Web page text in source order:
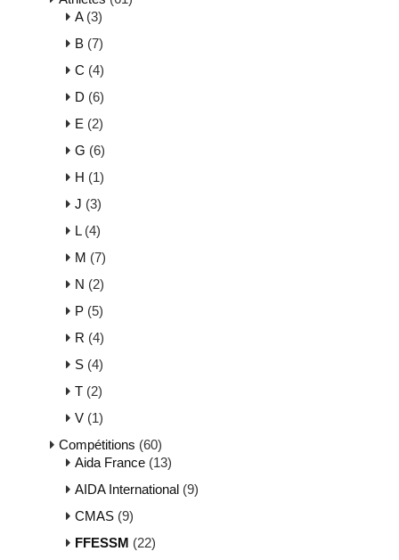
A(3)
B (7)
C (4)
D (6)
E (2)
G (6)
H (1)
J (3)
L(4)
M (7)
N (2)
P (5)
R (4)
S (4)
T (2)
V (1)
Compétitions (60)
Aida France (13)
AIDA International (9)
CMAS (9)
FFESSM (22)